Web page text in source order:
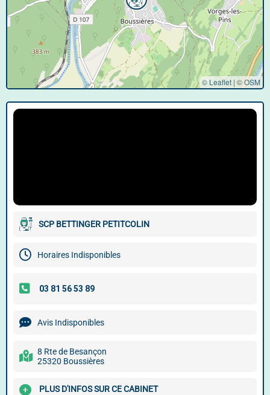
© Leaflet | ©OSM
SCP BETTINGER PETITCOLIN
Horaires Indisponibles
Avis Indisponibles
8 Rte de Besançon
25320 Boussières
PLUS D'INFOS SUR CE CABINET